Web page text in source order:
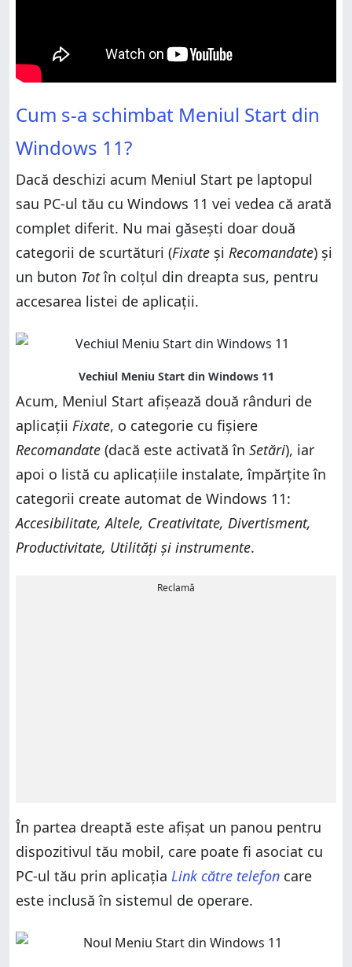
Ce părere ai despre noul Meniu Start din Windows
Cum s-a schimbat Meniul Start din
Windows 11?
Dacă deschizi acum Meniul Start pe laptopul
sau PC-ul tău cu Windows 11 vei vedea că arată
complet diferit. Nu mai găsești doar două
categorii de scurtături (Fixate și Recomandate) și
un buton Totîn colțul din dreapta sus, pentru
accesarea listei de aplicații.
Acum, Meniul Start afișează două rânduri de
aplicații Fixate, o categorie cu fișiere
Recomandate (dacă este activată în Setări), iar
apoi o listă cu aplicațiile instalate, împărțite în
categorii create automat de Windows 11:
Accesibilitate, Altele, Creativitate, Divertisment,
Productivitate, Utilități și instrumente.
Reclamă
În partea dreaptă este afișat un panou pentru
dispozitivul tău mobil, care poate fi asociat cu
PC-ul tău prin aplicația Link către telefon care
este inclusă în sistemul de operare.